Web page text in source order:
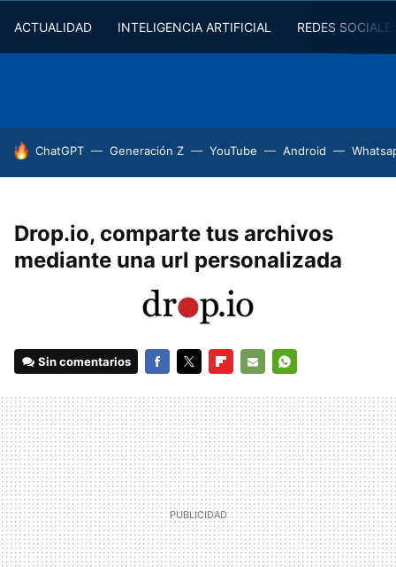
ACTUALIDAD INTELIGENCIA ARTIFICIAL REDES
HOY SE HABLA DE
ChatGPT Generación Z YouTube Android
Drop.io, comparte tus archivos
mediante una url personalizada
Sin comentarios
MAIL